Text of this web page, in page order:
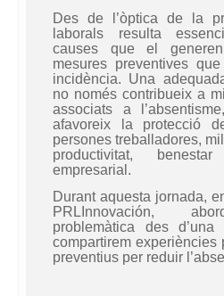
Des de l’òptica de la
laborals resulta
causes que el
mesures preventives
incidència. Una
no només contribueix a
associats a
afavoreix la protecció
persones treballadores,
productivitat,
empresarial.
Durant aquesta jornada,
PRLInnovación,
problemàtica des
compartirem experiències
preventius per reduir